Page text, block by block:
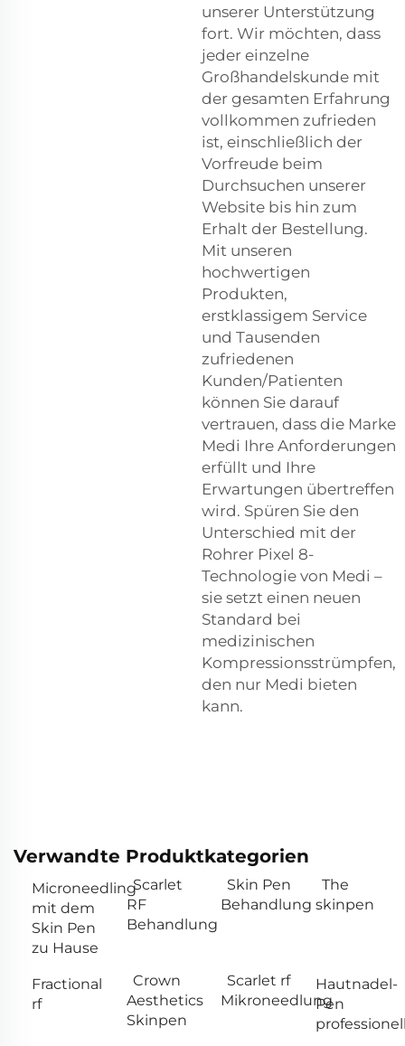
unserer Unterstützung
fort. Wir möchten, dass
jeder einzelne
Großhandelskunde mit
der gesamten Erfahrung
vollkommen zufrieden
ist, einschließlich der
Vorfreude beim
Durchsuchen unserer
Website bis hin zum
Erhalt der Bestellung.
Mit unseren
hochwertigen
Produkten,
erstklassigem Service
und Tausenden
zufriedenen
Kunden/Patienten
können Sie darauf
vertrauen, dass die Marke
Medi Ihre Anforderungen
erfüllt und Ihre
Erwartungen übertreffen
wird. Spüren Sie den
Unterschied mit der
Rohrer Pixel 8-
Technologie von Medi –
sie setzt einen neuen
Standard bei
medizinischen
Kompressionsstrümpfen,
den nur Medi bieten
kann.
Verwandte Produktkategorien
Microneedling
mit dem
Skin Pen
zu Hause
Scarlet
RF
Behandlung
Skin Pen
Behandlung
The
skinpen
Fractional
rf
Crown
Aesthetics
Skinpen
Scarlet rf
Mikroneedlung
Hautnadel-
Pen